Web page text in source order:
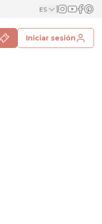
ES
Iniciar sesión